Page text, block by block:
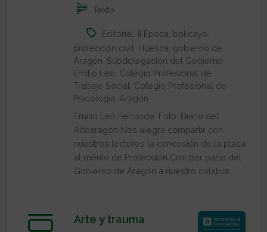
Texto
Editorial II Época bolicayo
protección civil Huesca gobierno de
Aragón Subdelegación del Gobierno
Emilio Leo Colegio Profesional de
Trabajo Social Colegio Profesional de
Psicología Aragón
Emilio Leo Ferrando. Foto: Diario del
Altoaragón Nos alegra compartir con
nuestros lectores la concesión de la placa
al mérito de Protección Civil por parte del
Gobierno de Aragón a nuestro colabor...
Arte y trauma